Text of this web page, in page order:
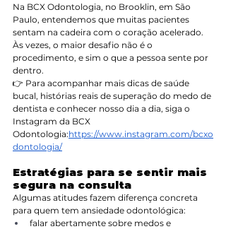
Na BCX Odontologia, no Brooklin, em São
Paulo, entendemos que muitas pacientes
sentam na cadeira com o coração acelerado.
Às vezes, o maior desafio não é o
procedimento, e sim o que a pessoa sente por
dentro.
👉 Para acompanhar mais dicas de saúde
bucal, histórias reais de superação do medo de
dentista e conhecer nosso dia a dia, siga o
Instagram da BCX
Odontologia:https://www.instagram.com/bcxo
dontologia/
Estratégias para se sentir mais
segura na consulta
Algumas atitudes fazem diferença concreta
para quem tem ansiedade odontológica:
falar abertamente sobre medos e